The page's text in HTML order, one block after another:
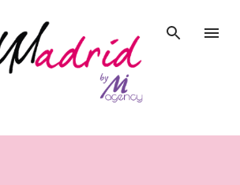
Ir al contenido principal